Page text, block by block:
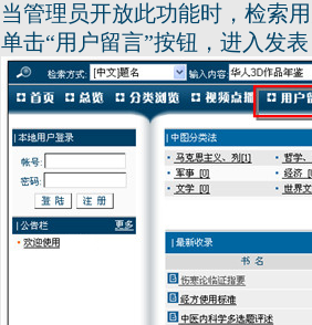
当管理员开放此功能时，检索
单击“用户留言”按钮，进入发